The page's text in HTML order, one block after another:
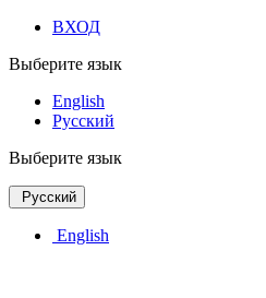
ВХОД
Выберите язык
English
Русский
Выберите язык
Русский
English